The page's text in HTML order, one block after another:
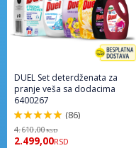
DUEL Set deterdženata za
pranje veša sa dodacima
6400267
98%
(86)
4.610,00RSD
2.499,00RSD